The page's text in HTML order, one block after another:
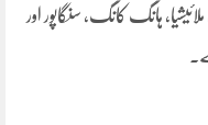
ہانگ کانگ، سنگاپور اور